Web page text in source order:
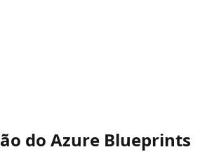
do Azure Blueprints